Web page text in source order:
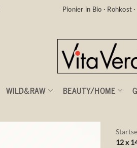
Pionier in Bio · Rohkost
WILD&RAW BEAUTY/HOME
12 x